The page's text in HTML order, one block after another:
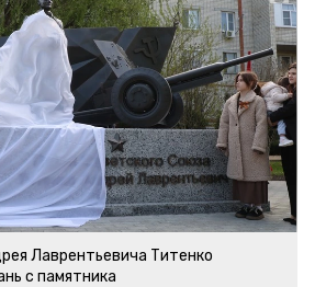
Лаврентьевича Титенко
с памятника